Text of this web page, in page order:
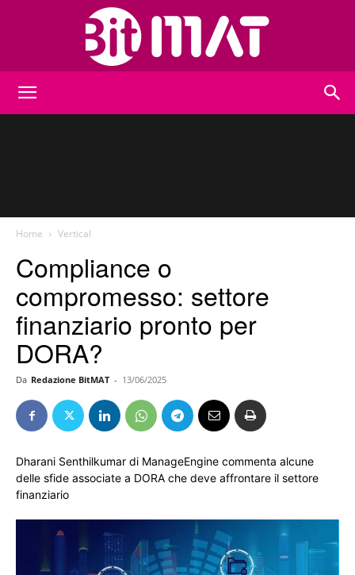
Home Vertical
Compliance o
compromesso: settore
finanziario pronto per
DORA?
Da Redazione BitMAT - 13/06/2025
Dharani Senthilkumar di ManageEngine commenta alcune
delle sfide associate a DORA che deve affrontare il settore
finanziario